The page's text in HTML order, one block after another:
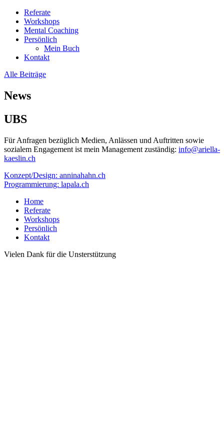
Referate
Workshops
Mental Coaching
Persönlich
Mein Buch
Kontakt
Alle Beiträge
News
UBS
Für Anfragen bezüglich Medien, Anlässen und Auftritten sowie
sozialem Engagement ist mein Management zuständig: info@ariella-
kaeslin.ch
Konzept/Design: anninahahn.ch
Programmierung: lapala.ch
Home
Referate
Workshops
Persönlich
Kontakt
Vielen Dank für die Unsterstützung